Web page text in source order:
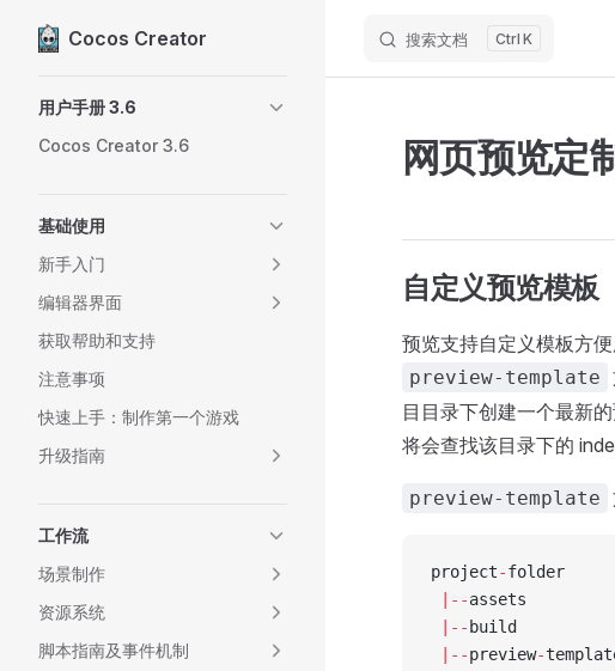
Skip to content
Cocos Creator 搜索文档 K
用户手册 3.6
Cocos Creator 3.6
基础使用
新手入门
编辑器界面
获取帮助和支持
注意事项
快速上手：制作第一个游戏
升级指南
工作流
场景制作
资源系统
脚本指南及事件机制
网页预览定
自定义预览模板
预览支持自定义模板方
preview-template
目目录下创建一个最新
将会查找该目录下的
preview-template
project-folder
|--assets
|-- build
|--preview-